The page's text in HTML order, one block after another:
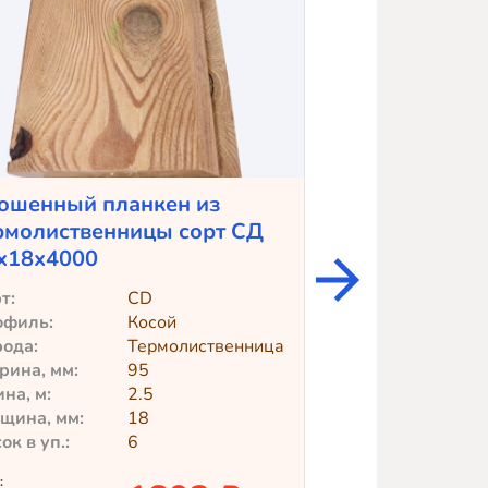
планкен из
сорт СД
CD
Косой
Термолиственница
мм:
95
м:
2.5
мм:
18
в уп.:
6
Teknos)
Профиль: